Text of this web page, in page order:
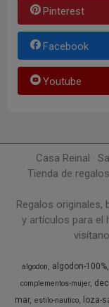
Pinterest
Facebook
Youtube
Casa Reinal ·
Tienda de
Regalos originales,
y artículos para el
algodon algodon-100%
complementos-mujer
mar estilo-nautico loza-